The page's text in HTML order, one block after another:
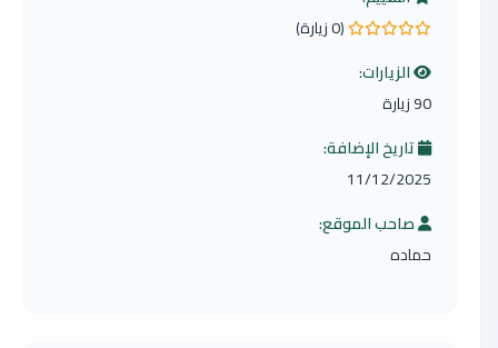
0.0 من 5 نجوم
(0 زيارة)
الزيارات:
90 زيارة
تاريخ الإضافة:
11/12/2025
صاحب الموقع:
حماده